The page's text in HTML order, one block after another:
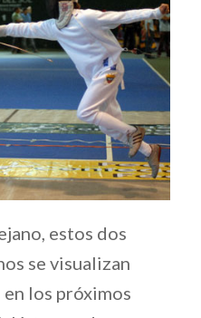
estos dos
se visualizan
los próximos